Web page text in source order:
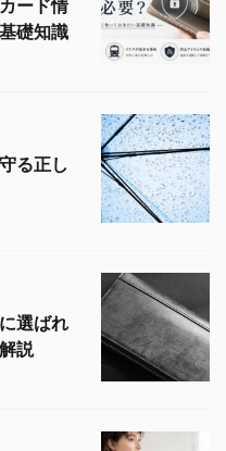
ード情
礎知識
る正し
選ばれ
説